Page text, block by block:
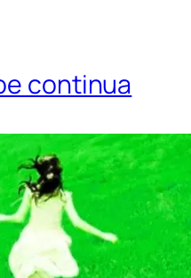
continua